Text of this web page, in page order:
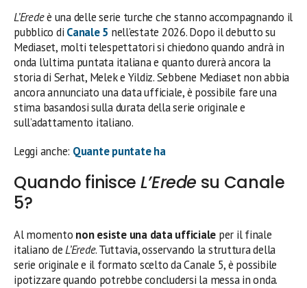
L’Eredeè una delle serie turche che stanno accompagnando il
pubblico di Canale 5 nell’estate 2026. Dopo il debutto su
Mediaset, molti telespettatori si chiedono quando andrà in
onda l’ultima puntata italiana e quanto durerà ancora la
storia di Serhat, Melek e Yildiz. Sebbene Mediaset non abbia
ancora annunciato una data ufficiale, è possibile fare una
stima basandosi sulla durata della serie originale e
sull’adattamento italiano.
Leggi anche: Quante puntate ha
Quando finisce L’Erede su Canale
5?
Al momento non esiste una data ufficiale per il finale
italiano deL’Erede. Tuttavia, osservando la struttura della
serie originale e il formato scelto da Canale 5, è possibile
ipotizzare quando potrebbe concludersi la messa in onda.